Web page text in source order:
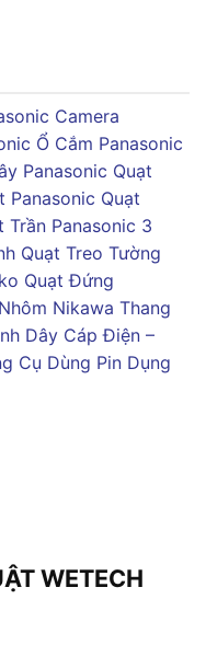
Camera
Ổ Cắm Panasonic
Panasonic Quạt
Panasonic Quạt
Trần Panasonic 3
Quạt Treo Tường
Quạt Đứng
Nikawa Thang
Dây Cáp Điện –
Cụ Dùng Pin Dụng
WETECH